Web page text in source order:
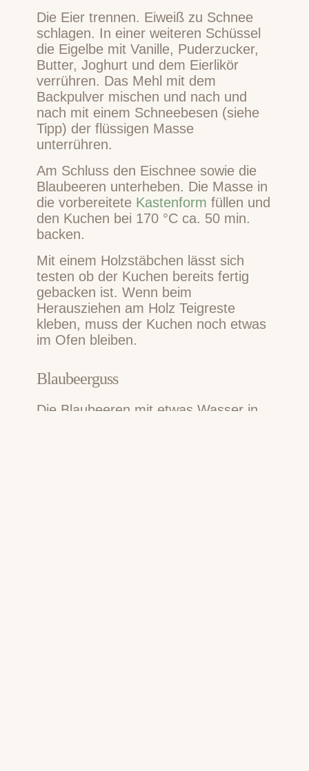
Die Eier trennen. Eiweiß zu Schnee
schlagen. In einer weiteren Schüssel
die Eigelbe mit Vanille, Puderzucker,
Butter, Joghurt und dem Eierlikör
verrühren. Das Mehl mit dem
Backpulver mischen und nach und
nach mit einem Schneebesen (siehe
Tipp) der flüssigen Masse
unterrühren.
Am Schluss den Eischnee sowie die
Blaubeeren unterheben. Die Masse in
die vorbereitete Kastenform füllen und
den Kuchen bei 170 °C ca. 50 min.
backen.
Mit einem Holzstäbchen lässt sich
testen ob der Kuchen bereits fertig
gebacken ist. Wenn beim
Herausziehen am Holz Teigreste
kleben, muss der Kuchen noch etwas
im Ofen bleiben.
Blaubeerguss
Die Blaubeeren mit etwas Wasser in